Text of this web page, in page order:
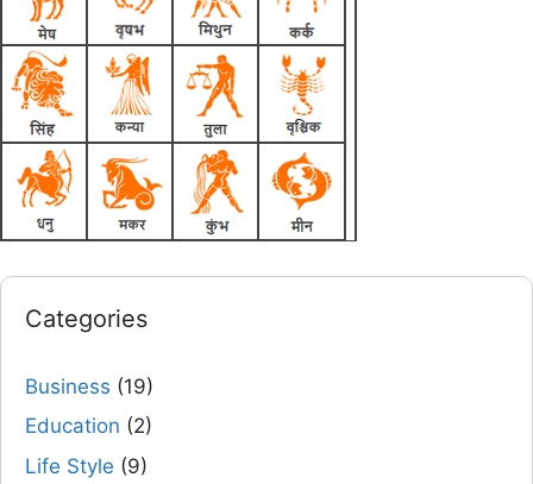
Categories
Business (19)
Education (2)
Life Style (9)